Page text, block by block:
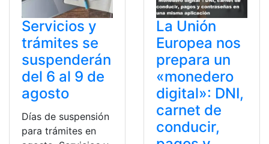
Servicios y
trámites se
suspenderán
del 6 al 9 de
agosto
Días de suspensión
para trámites en
La Unión
Europea nos
prepara un
«monedero
digital»: DNI,
carnet de
conducir,